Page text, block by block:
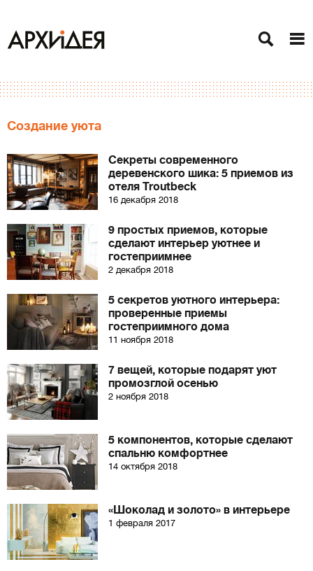
Создание уюта
Секреты современного
деревенского шика: 5 приемов из
отеля Troutbeck
16 декабря 2018
9 простых приемов, которые
сделают интерьер уютнее и
гостеприимнее
2 декабря 2018
5 секретов уютного интерьера:
проверенные приемы
гостеприимного дома
11 ноября 2018
7 вещей, которые подарят уют
промозглой осенью
2 ноября 2018
5 компонентов, которые сделают
спальню комфортнее
14 октября 2018
«Шоколад и золото» в интерьере
1 февраля 2017